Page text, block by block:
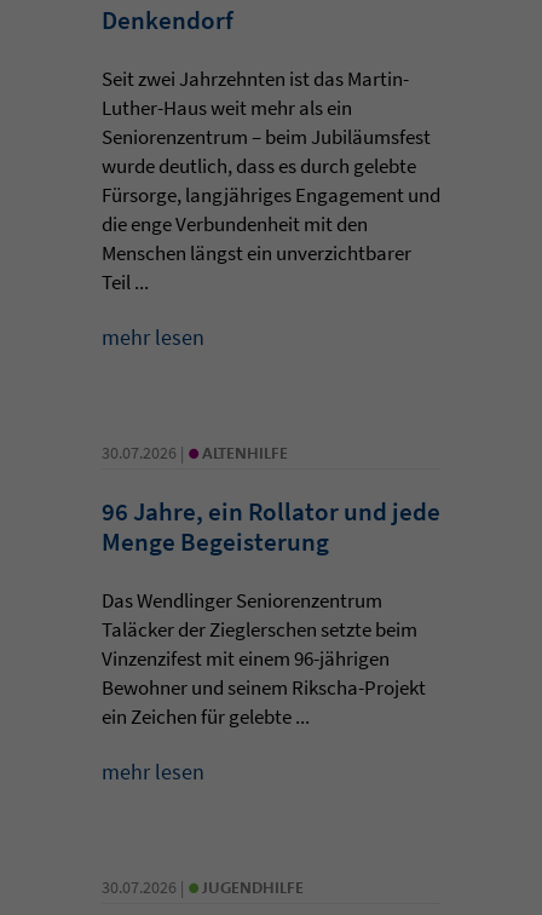
Denkendorf
Seit zwei Jahrzehnten ist das Martin-
Luther-Haus weit mehr als ein
Seniorenzentrum – beim Jubiläumsfest
wurde deutlich, dass es durch gelebte
Fürsorge, langjähriges Engagement und
die enge Verbundenheit mit den
Menschen längst ein unverzichtbarer
Teil ...
mehr lesen
30.07.2026 | • ALTENHILFE
96 Jahre, ein Rollator und jede
Menge Begeisterung
Das Wendlinger Seniorenzentrum
Taläcker der Zieglerschen setzte beim
Vinzenzifest mit einem 96-jährigen
Bewohner und seinem Rikscha-Projekt
ein Zeichen für gelebte ...
mehr lesen
30.07.2026 | • JUGENDHILFE